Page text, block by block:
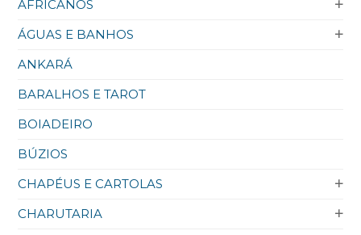
AFRICANOS
ÁGUAS E BANHOS
ANKARÁ
BARALHOS E TAROT
BOIADEIRO
BÚZIOS
CHAPÉUS E CARTOLAS
CHARUTARIA